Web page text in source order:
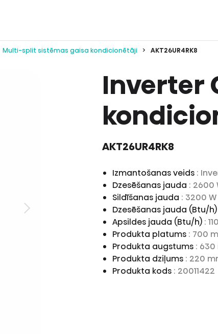
Multi-split sistēmas gaisa kondicionētāji AKT26UR4RK8
Inverter
AKT26UR4RK8
Izmantošanas veids :
Dzesēšanas jauda : 2600
Sildīšanas jauda : 3200 W
Dzesēšanas jauda (Btu/h)
Apsildes jauda (Btu/h) :
Produkta platums : 700
Produkta augstums :
Produkta dziļums : 220
Produkta kods : 20011422